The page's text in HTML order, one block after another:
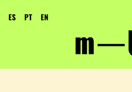
ES PT EN